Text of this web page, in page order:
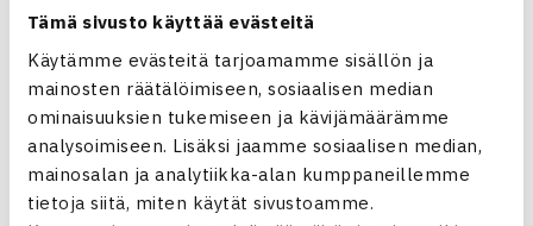
Tämä sivusto käyttää evästeitä
Käytämme evästeitä tarjoamamme sisällön ja
mainosten räätälöimiseen, sosiaalisen median
ominaisuuksien tukemiseen ja kävijämäärämme
analysoimiseen. Lisäksi jaamme sosiaalisen median,
mainosalan ja analytiikka-alan kumppaneillemme
tietoja siitä, miten käytät sivustoamme.
suomalaisedustusta.
Nelinpelin puolivälierissä TaTS:nMilka-Emilia Pasanen
Roosa Timonen
olivat voimattomia ykkössijoitettujen
Tanja Tuomen ja Venäjän Vera Bessonovan edessä
voittaen kummassakin erässä vain yhden pelin. Bessonova
ja Tanja kohtaavat välierissä neljänneksi sijoitetun